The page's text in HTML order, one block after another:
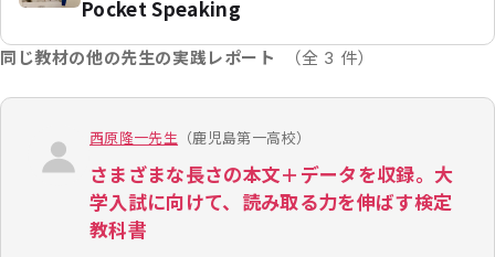
Pocket Speaking
同じ教材の他の先生の実践レポート （全 3 件）
西原隆一先生 （鹿児島第一高校）
さまざまな長さの本文＋データを収録。大
学入試に向けて、読み取る力を伸ばす検定
教科書